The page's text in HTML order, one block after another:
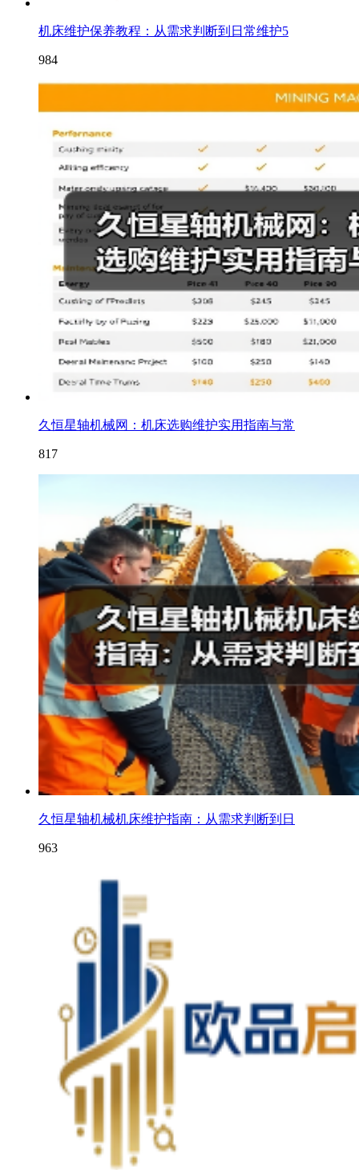
机床维护保养教程：从需求判断到日常维护5
984
久恒星轴机械网：机床选购维护实用指南与常
817
久恒星轴机械机床维护指南：从需求判断到日
963